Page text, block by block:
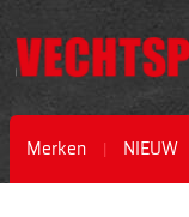
Merken NIEUW